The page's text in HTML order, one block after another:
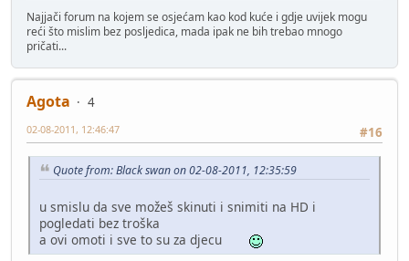
Najjači forum na kojem se osjećam kao kod kuće i gdje uvijek mogu
reći što mislim bez posljedica, mada ipak ne bih trebao mnogo
pričati...
Agota
4
#16
02-08-2011, 12:46:47
Quote from: Black swan on 02-08-2011, 12:35:59
u smislu da sve možeš skinuti i snimiti na HD i
pogledati bez troška
a ovi omoti i sve to su za djecu